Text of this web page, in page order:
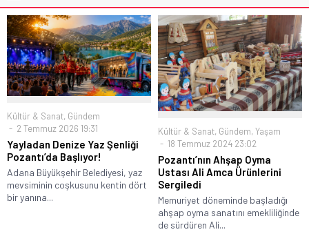
Kültür & Sanat, Gündem
2 Temmuz 2026 19:31
Yayladan Denize Yaz Şenliği
Pozantı’da Başlıyor!
Adana Büyükşehir Belediyesi, yaz
mevsiminin coşkusunu kentin dört
bir yanına...
Kültür & Sanat, Gündem, Yaşam
18 Temmuz 2024 23:02
Pozantı’nın Ahşap Oyma
Ustası Ali Amca Ürünlerini
Sergiledi
Memuriyet döneminde başladığı
ahşap oyma sanatını emekliliğinde
de sürdüren Ali...